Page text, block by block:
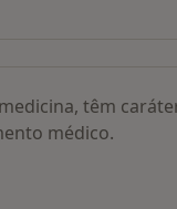
têm
médico.